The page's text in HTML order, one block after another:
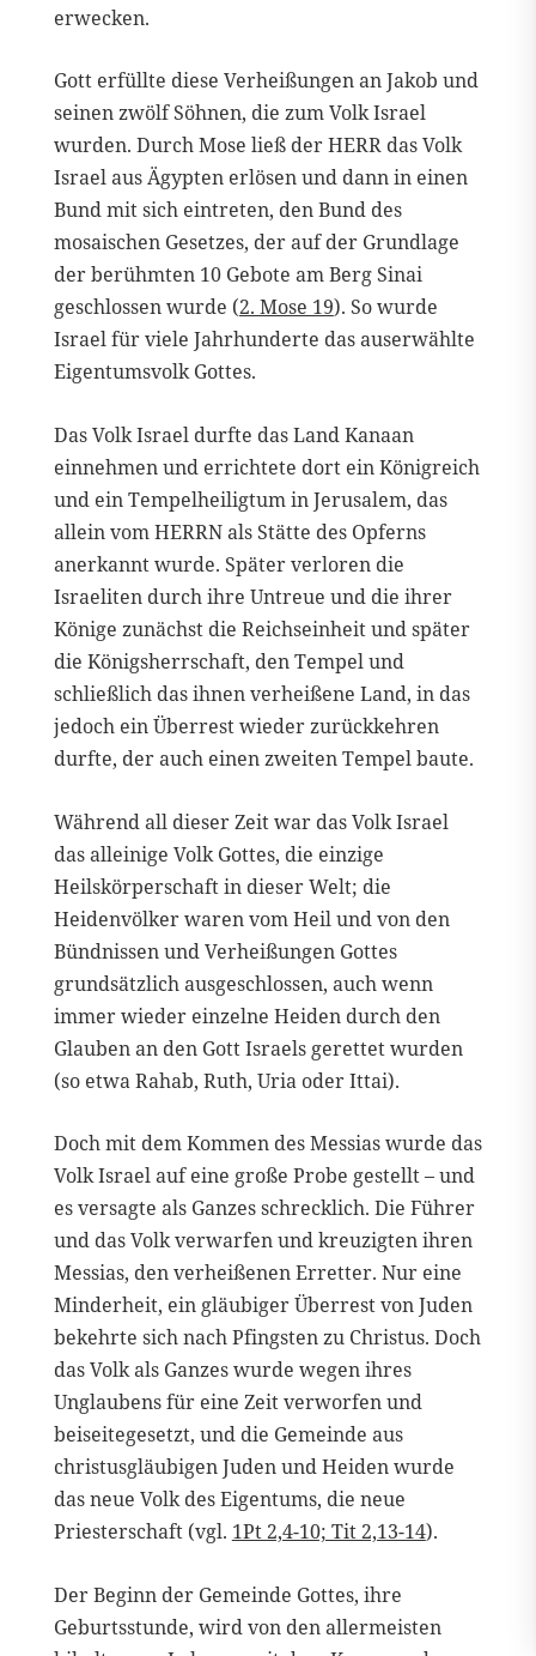
erwecken.
Gott erfüllte diese Verheißungen an Jakob und
seinen zwölf Söhnen, die zum Volk Israel
wurden. Durch Mose ließ der HERR das Volk
Israel aus Ägypten erlösen und dann in einen
Bund mit sich eintreten, den Bund des
mosaischen Gesetzes, der auf der Grundlage
der berühmten 10 Gebote am Berg Sinai
geschlossen wurde (2. Mose 19). So wurde
Israel für viele Jahrhunderte das auserwählte
Eigentumsvolk Gottes.
Das Volk Israel durfte das Land Kanaan
einnehmen und errichtete dort ein Königreich
und ein Tempelheiligtum in Jerusalem, das
allein vom HERRN als Stätte des Opferns
anerkannt wurde. Später verloren die
Israeliten durch ihre Untreue und die ihrer
Könige zunächst die Reichseinheit und später
die Königsherrschaft, den Tempel und
schließlich das ihnen verheißene Land, in das
jedoch ein Überrest wieder zurückkehren
durfte, der auch einen zweiten Tempel baute.
Während all dieser Zeit war das Volk Israel
das alleinige Volk Gottes, die einzige
Heilskörperschaft in dieser Welt; die
Heidenvölker waren vom Heil und von den
Bündnissen und Verheißungen Gottes
grundsätzlich ausgeschlossen, auch wenn
immer wieder einzelne Heiden durch den
Glauben an den Gott Israels gerettet wurden
(so etwa Rahab, Ruth, Uria oder Ittai).
Doch mit dem Kommen des Messias wurde das
Volk Israel auf eine große Probe gestellt – und
es versagte als Ganzes schrecklich. Die Führer
und das Volk verwarfen und kreuzigten ihren
Messias, den verheißenen Erretter. Nur eine
Minderheit, ein gläubiger Überrest von Juden
bekehrte sich nach Pfingsten zu Christus. Doch
das Volk als Ganzes wurde wegen ihres
Unglaubens für eine Zeit verworfen und
beiseitegesetzt, und die Gemeinde aus
christusgläubigen Juden und Heiden wurde
das neue Volk des Eigentums, die neue
Priesterschaft (vgl. 1Pt 2,4-10; Tit 2,13-14).
Der Beginn der Gemeinde Gottes, ihre
Geburtsstunde, wird von den allermeisten